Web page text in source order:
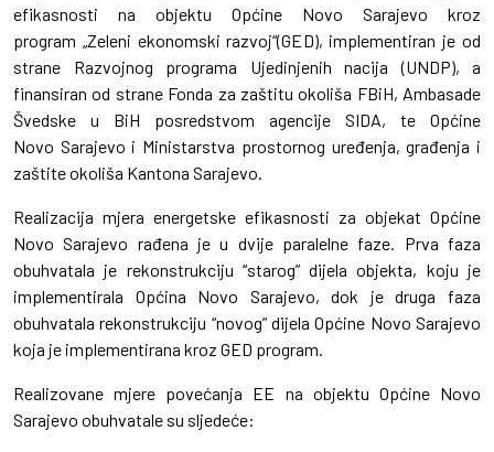
efikasnosti na objektu Općine Novo Sarajevo kroz
program „Zeleni ekonomski razvoj“(GED), implementiran je od
strane Razvojnog programa Ujedinjenih nacija (UNDP), a
finansiran od strane Fonda za zaštitu okoliša FBiH, Ambasade
Švedske u BiH posredstvom agencije SIDA, te Općine
Novo Sarajevo i Ministarstva prostornog uređenja, građenja i
zaštite okoliša Kantona Sarajevo.
Realizacija mjera energetske efikasnosti za objekat Općine
Novo Sarajevo rađena je u dvije paralelne faze. Prva faza
obuhvatala je rekonstrukciju “starog” dijela objekta, koju je
implementirala Općina Novo Sarajevo, dok je druga faza
obuhvatala rekonstrukciju “novog” dijela Općine Novo Sarajevo
koja je implementirana kroz GED program.
Realizovane mjere povećanja EE na objektu Općine Novo
Sarajevo obuhvatale su sljedeće: